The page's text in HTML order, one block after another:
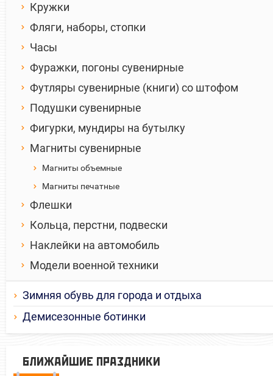
Кружки
Фляги, наборы, стопки
Часы
Фуражки, погоны сувенирные
Футляры сувенирные (книги) со штофом
Подушки сувенирные
Фигурки, мундиры на бутылку
Магниты сувенирные
Магниты объемные
Магниты печатные
Флешки
Кольца, перстни, подвески
Наклейки на автомобиль
Модели военной техники
Зимняя обувь для города и отдыха
Демисезонные ботинки
БЛИЖАЙШИЕ ПРАЗДНИКИ